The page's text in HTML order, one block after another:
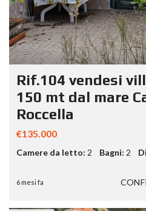
Rif.104 vendesi
150 mt dal mare
Roccella
€135.000
Camere da letto: 2 Bagni: 2
6 mesi fa